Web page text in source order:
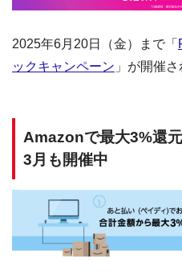
2025年6月20日（金）まで「
ックキャンペーン 」が開催さ
Amazonで最大3%還
3月も開催中